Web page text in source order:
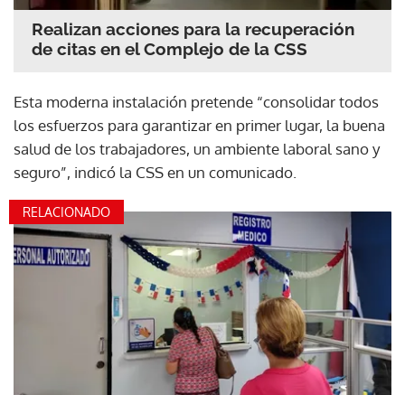
Realizan acciones para la recuperación
de citas en el Complejo de la CSS
Esta moderna instalación pretende “consolidar todos
los esfuerzos para garantizar en primer lugar, la buena
salud de los trabajadores, un ambiente laboral sano y
seguro”, indicó la CSS en un comunicado.
RELACIONADO